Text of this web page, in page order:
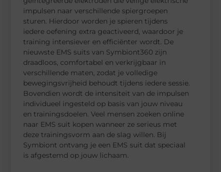
impulsen naar verschillende spiergroepen
sturen. Hierdoor worden je spieren tijdens
iedere oefening extra geactiveerd, waardoor je
training intensiever en efficiënter wordt. De
nieuwste EMS suits van Symbiont360 zijn
draadloos, comfortabel en verkrijgbaar in
verschillende maten, zodat je volledige
bewegingsvrijheid behoudt tijdens iedere sessie.
Bovendien wordt de intensiteit van de impulsen
individueel ingesteld op basis van jouw niveau
en trainingsdoelen. Veel mensen zoeken online
naar EMS suit kopen wanneer ze serieus met
deze trainingsvorm aan de slag willen. Bij
Symbiont ontvang je een EMS suit dat speciaal
is afgestemd op jouw lichaam.